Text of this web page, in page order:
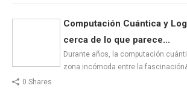
Computación Cuántica y
cerca de lo que parece...
Durante años, la computación
zona incómoda entre la
0 Shares